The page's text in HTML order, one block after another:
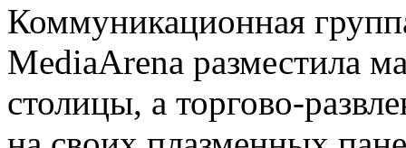
Коммуникационная
MediaArena разместила
столицы, а торгово-